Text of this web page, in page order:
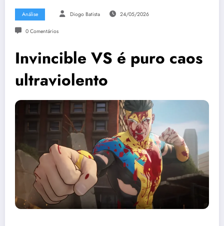
Análise Diogo Batista 24/05/2026
0 Comentários
Invincible VS é puro caos
ultraviolento